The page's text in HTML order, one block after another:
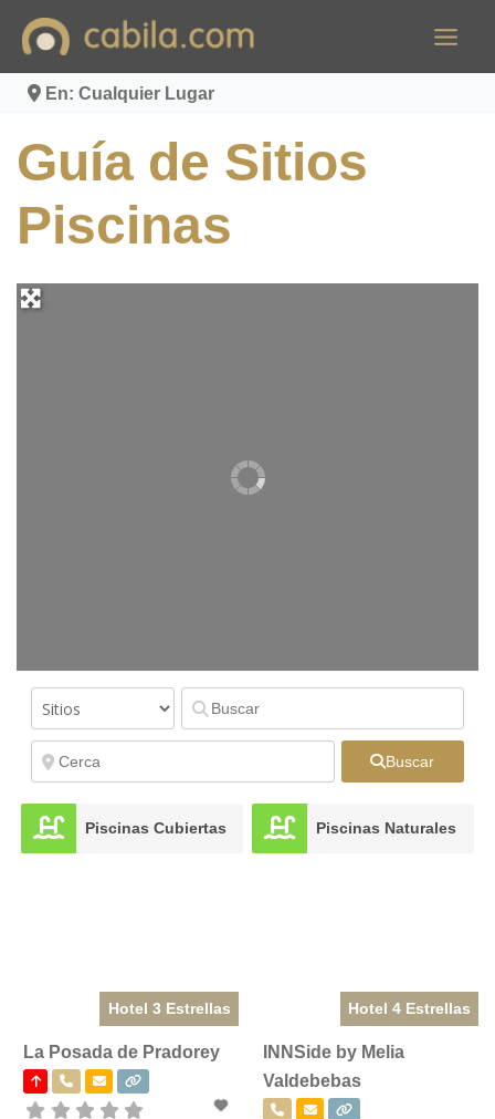
contenido
En: Cualquier Lugar
Guía de Sitios
Piscinas
Buscar
Piscinas Cubiertas Piscinas Naturales
Hotel 3 Estrellas
La Posada de Pradorey
Hotel 4 Estrellas
INNSide by Melia
Valdebebas